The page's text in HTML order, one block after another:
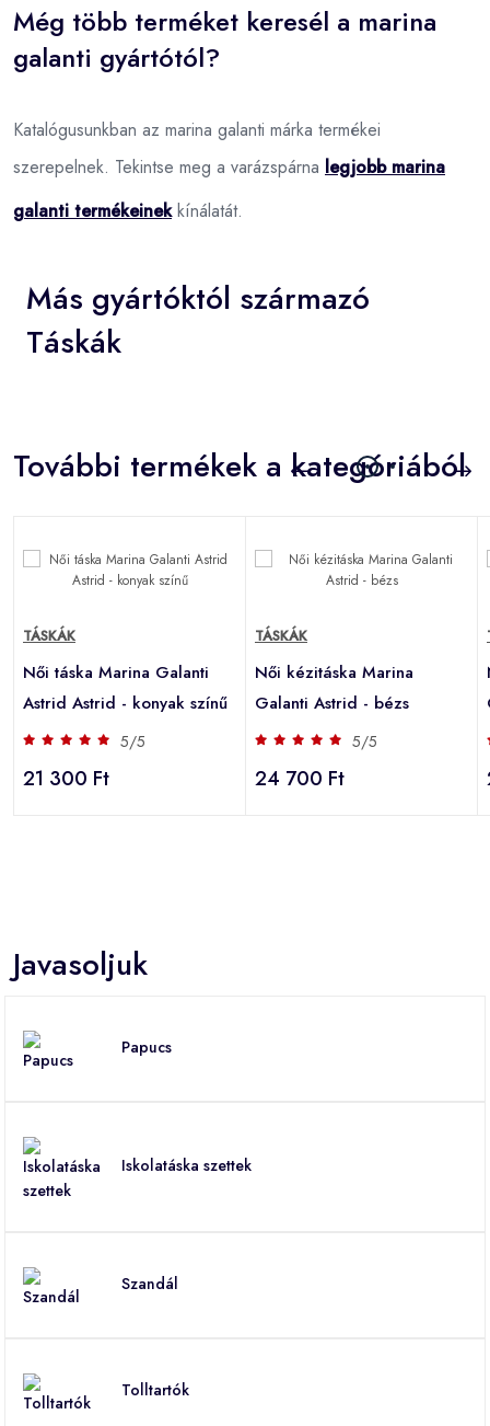
Még több terméket keresél a marina
galanti gyártótól?
Katalógusunkban az marina galanti márka termékei
szerepelnek. Tekintse meg a varázspárna legjobb marina
galanti termékeinekkínálatát.
Más gyártóktól származó
Táskák
További termékek a kategóriából
TÁSKÁK
Női táska Marina Galanti
Astrid Astrid - konyak színű
5/5
21 300 Ft
TÁSKÁK
Női kézitáska Marina
Galanti Astrid - bézs
5/5
24 700 Ft
Javasoljuk
Papucs
Iskolatáska szettek
Szandál
Tolltartók